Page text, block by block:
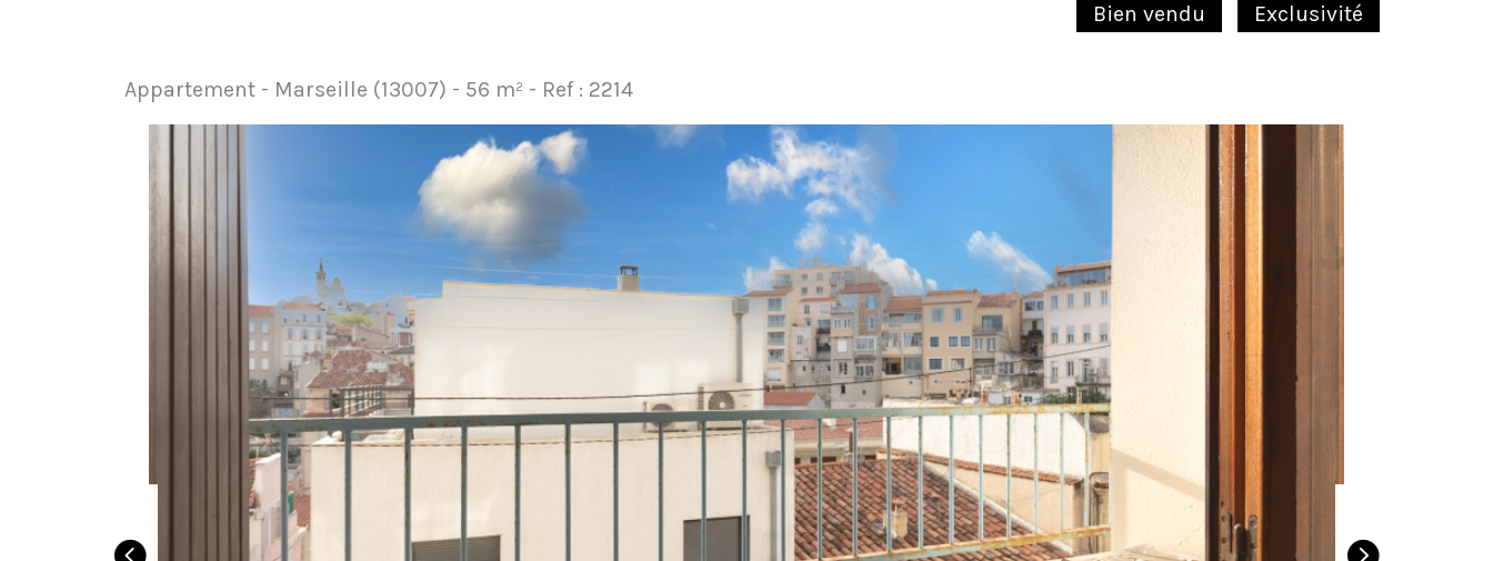
Bien vendu Exclusivité
Appartement - Marseille (13007) - 56 m² - Ref : 2214